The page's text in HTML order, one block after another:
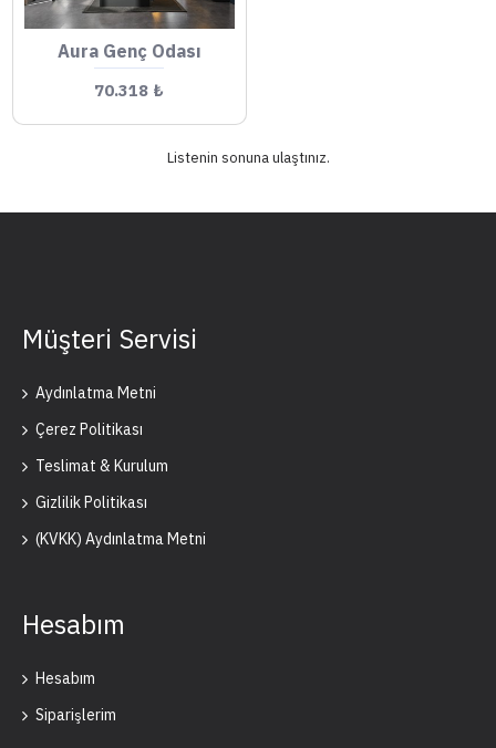
Aura Genç Odası
70.318 ₺
Listenin sonuna ulaştınız.
Müşteri Servisi
Aydınlatma Metni
Çerez Politikası
Teslimat & Kurulum
Gizlilik Politikası
(KVKK) Aydınlatma Metni
Hesabım
Hesabım
Siparişlerim